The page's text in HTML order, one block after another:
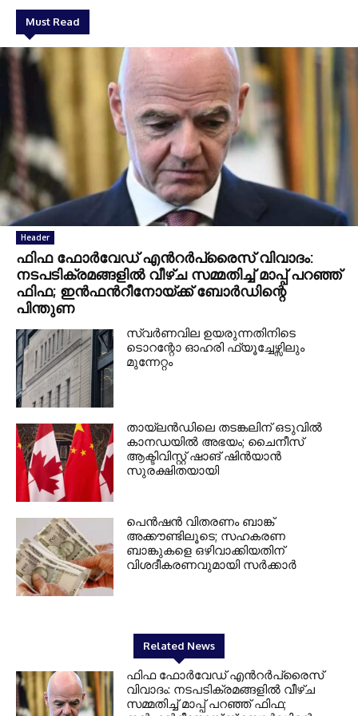
Must Read
Header
ഫിഫ ഫോർവേഡ് എൻറർപ്രൈസ് വിവാദം:
നടപടിക്രമങ്ങളിൽ വീഴ്ച സമ്മതിച്ച് മാപ്പ് പറഞ്ഞ്
ഫിഫ; ഇൻഫൻറീനോയ്ക്ക് ബോർഡിന്റെ
പിന്തുണ
സ്വർണവില ഉയരുന്നതിനിടെ
ടൊറന്റോ ഓഹരി ഫ്യൂച്ചേഴ്സിലും
മുന്നേറ്റം
തായ്‌ലൻഡിലെ തടങ്കലിന് ഒടുവിൽ
കാനഡയിൽ അഭയം; ചൈനീസ്
ആക്ടിവിസ്റ്റ് ഷാങ് ഷിൻയാൻ
സുരക്ഷിതയായി
പെൻഷൻ വിതരണം ബാങ്ക്
അക്കൗണ്ടിലൂടെ; സഹകരണ
ബാങ്കുകളെ ഒഴിവാക്കിയതിന്
വിശദീകരണവുമായി സർക്കാർ
Related News
ഫിഫ ഫോർവേഡ് എൻറർപ്രൈസ്
വിവാദം: നടപടിക്രമങ്ങളിൽ വീഴ്ച
സമ്മതിച്ച് മാപ്പ് പറഞ്ഞ് ഫിഫ;